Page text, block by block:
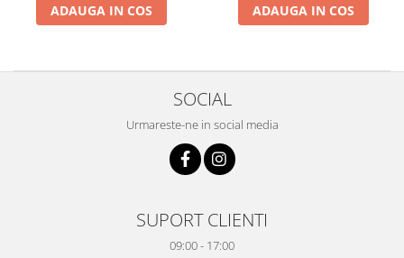
ADAUGA IN COS ADAUGA IN COS
SOCIAL
Urmareste-ne in social media
SUPORT CLIENTI
09:00 - 17:00